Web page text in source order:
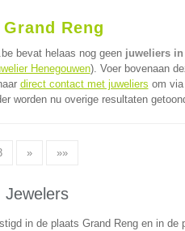
Reng
bevat helaas nog geen juweliers in
Henegouwen). Voer bovenaan
direct contact met juweliers om
worden nu overige resultaten
» »»
Jewelers
in de plaats Grand Reng en in de